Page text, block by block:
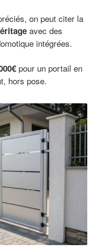
on peut citer la
avec des
intégrées.
pour un portail en
hors pose.